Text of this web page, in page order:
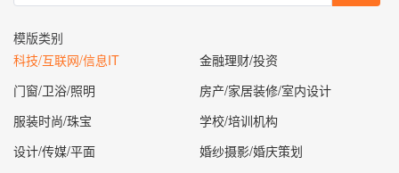
模版类别
科技/互联网/信息IT
金融理财/投资
门窗/卫浴/照明
房产/家居装修/室内设计
服装时尚/珠宝
学校/培训机构
设计/传媒/平面
婚纱摄影/婚庆策划